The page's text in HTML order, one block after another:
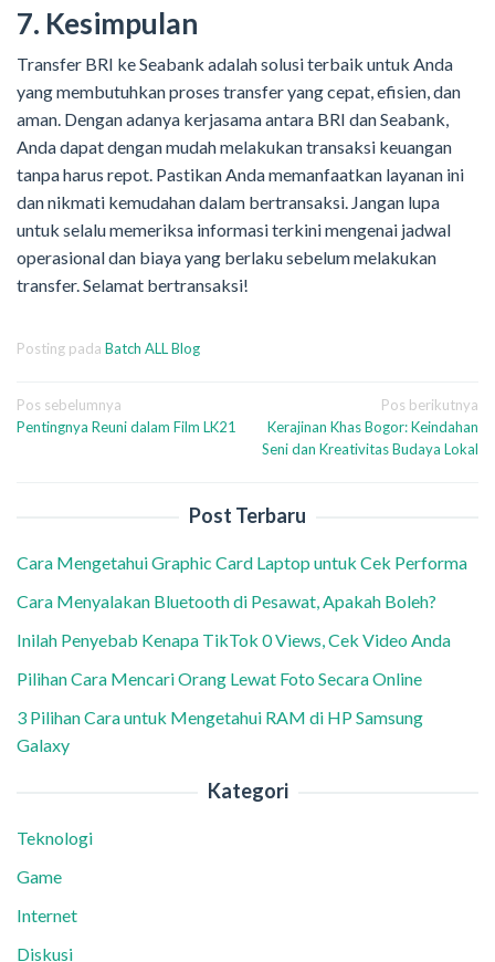
7. Kesimpulan
Transfer BRI ke Seabank adalah solusi terbaik untuk Anda
yang membutuhkan proses transfer yang cepat, efisien, dan
aman. Dengan adanya kerjasama antara BRI dan Seabank,
Anda dapat dengan mudah melakukan transaksi keuangan
tanpa harus repot. Pastikan Anda memanfaatkan layanan ini
dan nikmati kemudahan dalam bertransaksi. Jangan lupa
untuk selalu memeriksa informasi terkini mengenai jadwal
operasional dan biaya yang berlaku sebelum melakukan
transfer. Selamat bertransaksi!
Posting pada Batch ALL Blog
Navigasi
pos
Pos sebelumnya
Pentingnya Reuni dalam Film LK21
Pos berikutnya
Kerajinan Khas Bogor: Keindahan
Seni dan Kreativitas Budaya Lokal
Post Terbaru
Cara Mengetahui Graphic Card Laptop untuk Cek Performa
Cara Menyalakan Bluetooth di Pesawat, Apakah Boleh?
Inilah Penyebab Kenapa TikTok 0 Views, Cek Video Anda
Pilihan Cara Mencari Orang Lewat Foto Secara Online
3 Pilihan Cara untuk Mengetahui RAM di HP Samsung
Galaxy
Kategori
Teknologi
Game
Internet
Diskusi